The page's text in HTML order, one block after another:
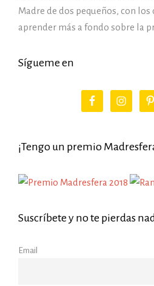
Madre de dos pequeños, con los
aprender más a fondo sobre la
Sígueme en
¡Tengo un premio
Suscríbete y no te pierdas
Email